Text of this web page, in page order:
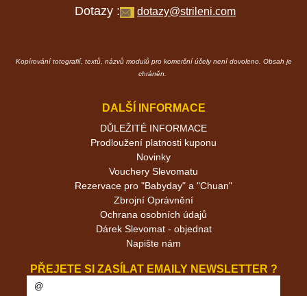
Dotazy : dotazy@strileni.com
Kopírování totografií, textů, názvů modulů pro komerční účely není dovoleno. Obsah je
chráněn.
DALŠÍ INFORMACE
DŮLEŽITÉ INFORMACE
Prodloužení platnosti kuponu
Novinky
Vouchery Slevomatu
Rezervace pro "Babyday" a "Chuan"
Zbrojní Oprávnění
Ochrana osobních údajů
Dárek Slevomat - objednat
Napište nám
PŘEJETE SI ZASÍLAT EMAILY NEWSLETTER ?